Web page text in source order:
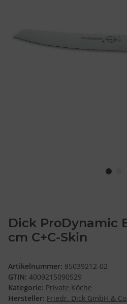
Dick ProDynamic
cm C+C-Skin
Artikelnummer: 85039212-02
GTIN: 4009215090529
Kategorie: Private Köche
Hersteller: Friedr. Dick GmbH &